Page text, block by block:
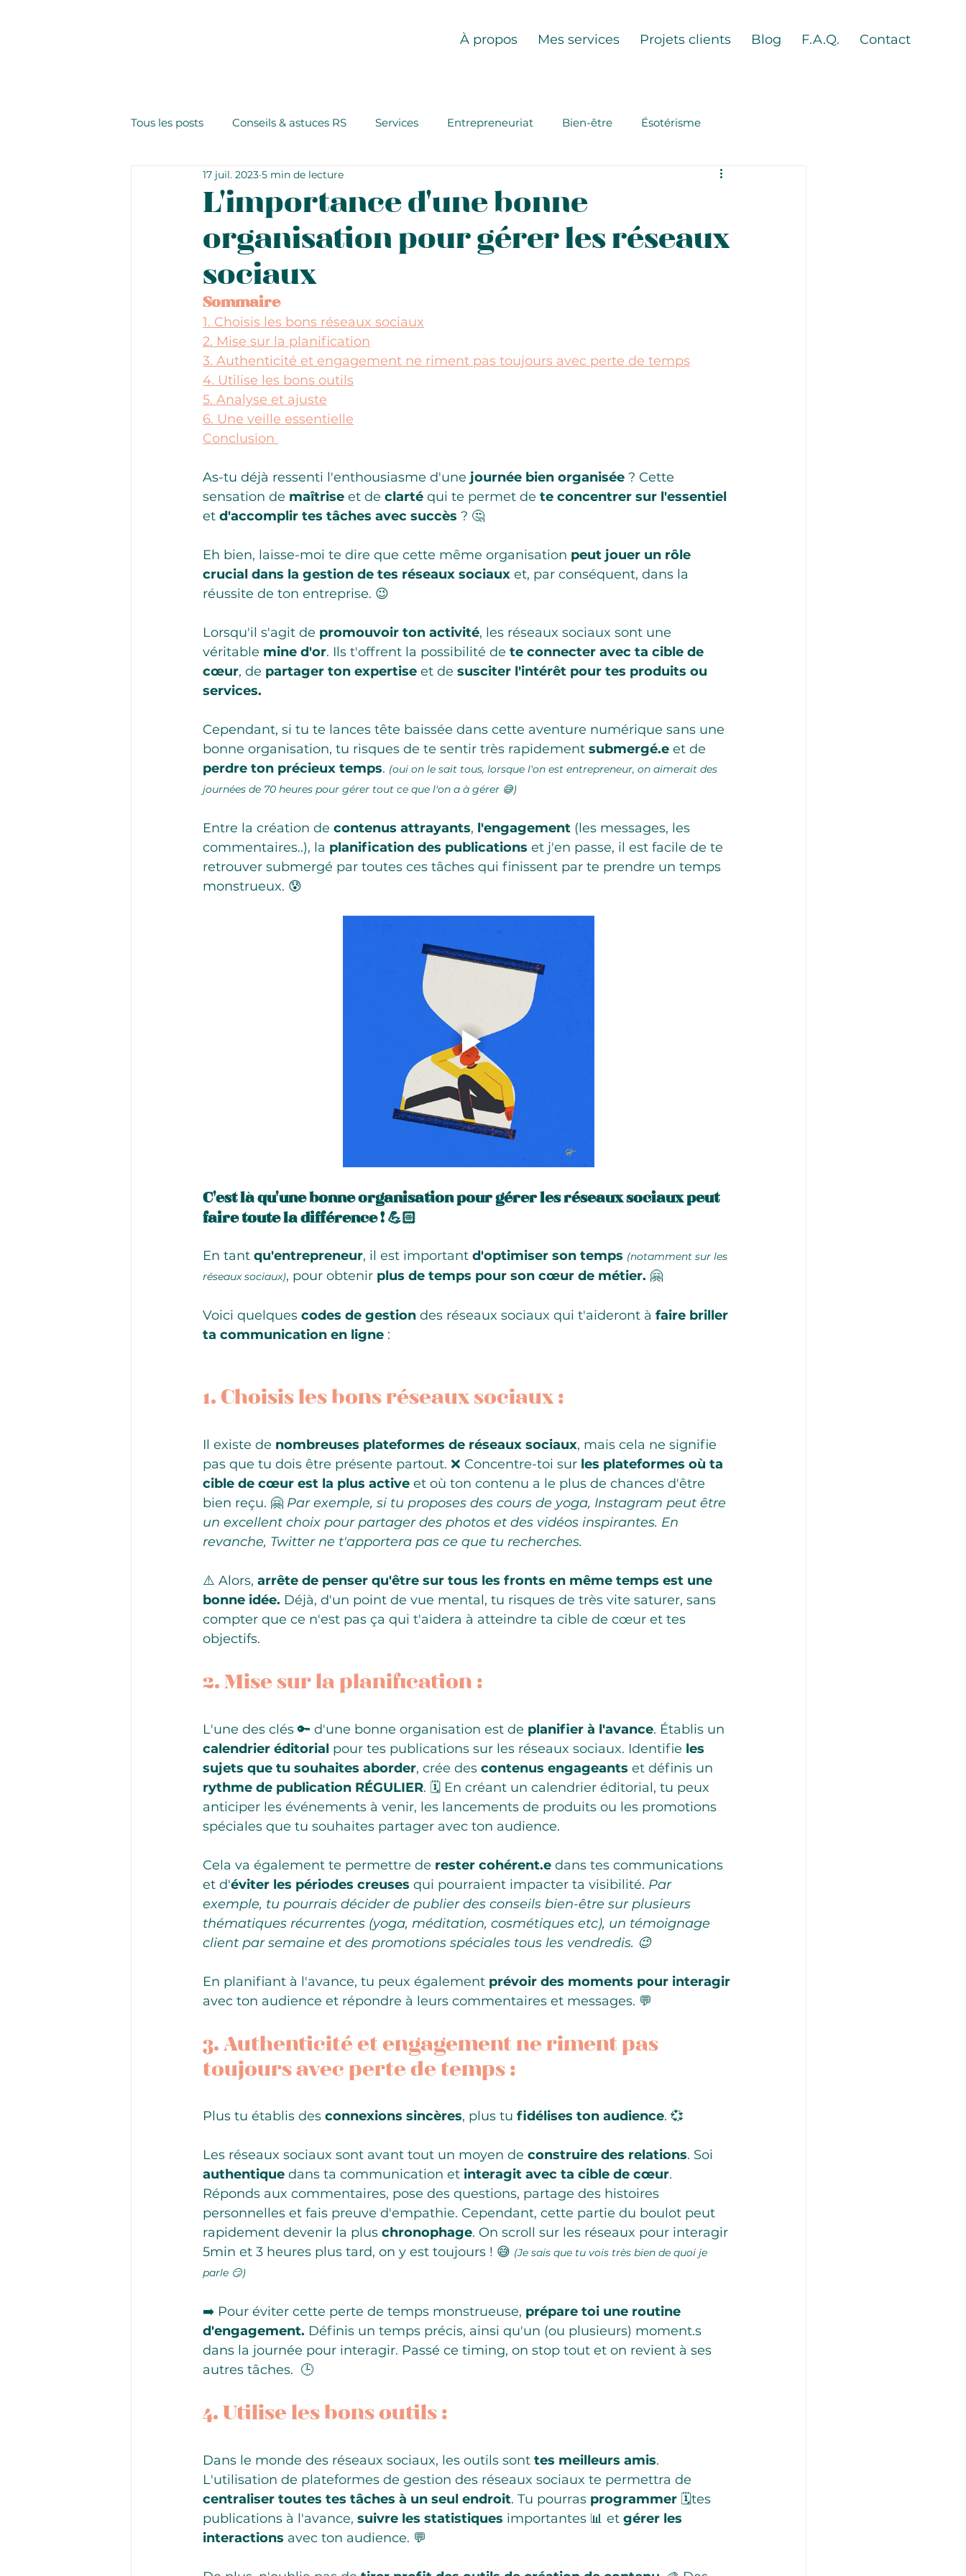
À propos Mes services Projets clients Blog F.A.Q. Contact
Tous les posts Conseils & astuces RS Services Entrepreneuriat Bien-être Ésotérisme
L'importance d'une bonne
organisation pour gérer les réseaux
sociaux
17 juil. 2023 5 min de lecture
Sommaire
1. Choisis les bons réseaux sociaux
2. Mise sur la planification
3. Authenticité et engagement ne riment pas toujours avec perte de temps
4. Utilise les bons outils
5. Analyse et ajuste
6. Une veille essentielle
Conclusion
As-tu déjà ressenti l'enthousiasme d'une journée bien organisée ? Cette
sensation de maîtrise et de clarté qui te permet de te concentrer sur l'essentiel
et d'accomplir tes tâches avec succès ? 🤔
Eh bien, laisse-moi te dire que cette même organisation peut jouer un rôle
crucial dans la gestion de tes réseaux sociaux et, par conséquent, dans la
réussite de ton entreprise. 😉
Lorsqu'il s'agit de promouvoir ton activité, les réseaux sociaux sont une
véritable mine d'or. Ils t'offrent la possibilité de te connecter avec ta cible de
cœur, de partager ton expertise et de susciter l'intérêt pour tes produits ou
services.
Cependant, si tu te lances tête baissée dans cette aventure numérique sans une
bonne organisation, tu risques de te sentir très rapidement submergé.e et de
perdre ton précieux temps. (oui on le sait tous, lorsque l'on est entrepreneur, on aimerait des
journées de 70 heures pour gérer tout ce que l'on a à gérer 😅)
Entre la création de contenus attrayants, l'engagement (les messages, les
commentaires..), la planification des publications et j'en passe, il est facile de te
retrouver submergé par toutes ces tâches qui finissent par te prendre un temps
monstrueux. 😰
C'est là qu'une bonne organisation pour gérer les réseaux sociaux peut
faire toute la différence ! 💪🏻
En tant qu'entrepreneur, il est important d'optimiser son temps (notamment sur les
réseaux sociaux), pour obtenir plus de temps pour son cœur de métier. 🤗
Voici quelques codes de gestion des réseaux sociaux qui t'aideront à faire briller
ta communication en ligne :
1. Choisis les bons réseaux sociaux :
Il existe de nombreuses plateformes de réseaux sociaux, mais cela ne signifie
pas que tu dois être présente partout. ❌ Concentre-toi sur les plateformes où ta
cible de cœur est la plus active et où ton contenu a le plus de chances d'être
bien reçu. 🤗 Par exemple, si tu proposes des cours de yoga, Instagram peut être
un excellent choix pour partager des photos et des vidéos inspirantes. En
revanche, Twitter ne t'apportera pas ce que tu recherches.
⚠️ Alors, arrête de penser qu'être sur tous les fronts en même temps est une
bonne idée. Déjà, d'un point de vue mental, tu risques de très vite saturer, sans
compter que ce n'est pas ça qui t'aidera à atteindre ta cible de cœur et tes
objectifs.
2. Mise sur la planification :
L'une des clés 🔑 d'une bonne organisation est de planifier à l'avance. Établis un
calendrier éditorial pour tes publications sur les réseaux sociaux. Identifie les
sujets que tu souhaites aborder, crée des contenus engageants et définis un
rythme de publication RÉGULIER. 🗓️ En créant un calendrier éditorial, tu peux
anticiper les événements à venir, les lancements de produits ou les promotions
spéciales que tu souhaites partager avec ton audience.
Cela va également te permettre de rester cohérent.e dans tes communications
et d'éviter les périodes creuses qui pourraient impacter ta visibilité. Par
exemple, tu pourrais décider de publier des conseils bien-être sur plusieurs
thématiques récurrentes (yoga, méditation, cosmétiques etc), un témoignage
client par semaine et des promotions spéciales tous les vendredis. 😉
En planifiant à l'avance, tu peux également prévoir des moments pour interagir
avec ton audience et répondre à leurs commentaires et messages. 💬
3. Authenticité et engagement ne riment pas
toujours avec perte de temps :
Plus tu établis des connexions sincères, plus tu fidélises ton audience. 💞
Les réseaux sociaux sont avant tout un moyen de construire des relations. Soi
authentique dans ta communication et interagit avec ta cible de cœur.
Réponds aux commentaires, pose des questions, partage des histoires
personnelles et fais preuve d'empathie. Cependant, cette partie du boulot peut
rapidement devenir la plus chronophage. On scroll sur les réseaux pour interagir
5min et 3 heures plus tard, on y est toujours ! 😅 (Je sais que tu vois très bien de quoi je
parle 😏)
➡️ Pour éviter cette perte de temps monstrueuse, prépare toi une routine
d'engagement. Définis un temps précis, ainsi qu'un (ou plusieurs) moment.s
dans la journée pour interagir. Passé ce timing, on stop tout et on revient à ses
autres tâches.  🕒
4. Utilise les bons outils :
Dans le monde des réseaux sociaux, les outils sont tes meilleurs amis.
L'utilisation de plateformes de gestion des réseaux sociaux te permettra de
centraliser toutes tes tâches à un seul endroit. Tu pourras programmer 🗓️tes
publications à l'avance, suivre les statistiques importantes 📊 et gérer les
interactions avec ton audience. 💬